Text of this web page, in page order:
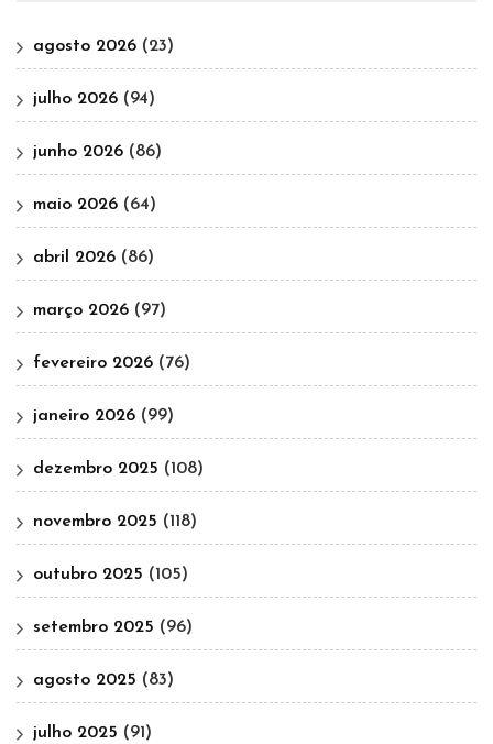
agosto 2026 (23)
julho 2026 (94)
junho 2026 (86)
maio 2026 (64)
abril 2026 (86)
março 2026 (97)
fevereiro 2026 (76)
janeiro 2026 (99)
dezembro 2025 (108)
novembro 2025 (118)
outubro 2025 (105)
setembro 2025 (96)
agosto 2025 (83)
julho 2025 (91)